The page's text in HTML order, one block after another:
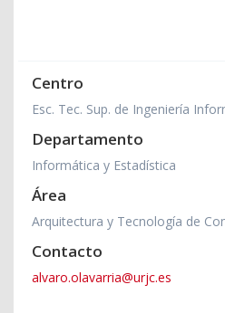
Centro
Esc. Tec. Sup. de Ingeniería
Departamento
Informática y Estadística
Área
Arquitectura y Tecnología de
Contacto
alvaro.olavarria@urjc.es